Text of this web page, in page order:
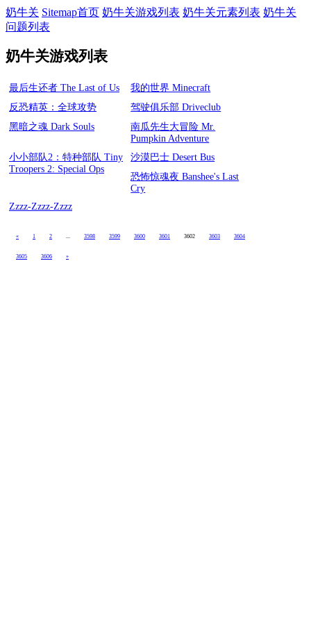
奶牛关 Sitemap首页 奶牛关游戏列表 奶牛关元素列表 奶牛关
问题列表
奶牛关游戏列表
最后生还者 The Last of Us
我的世界 Minecraft
反恐精英：全球攻势
驾驶俱乐部 Driveclub
黑暗之魂 Dark Souls
南瓜先生大冒险 Mr.
Pumpkin Adventure
小小部队2：特种部队 Tiny
Troopers 2: Special Ops
沙漠巴士 Desert Bus
恐怖惊魂夜 Banshee's Last
Cry
Zzzz-Zzzz-Zzzz
« 1 2 ... 3598 3599 3600 3601 3602 3603 3604
3605 3606 »